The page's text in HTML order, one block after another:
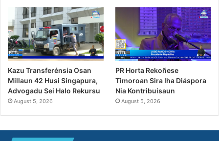
Kazu Transferénsia Osan
Millaun 42 Husi Singapura,
Advogadu Sei Halo Rekursu
August 5, 2026
PR Horta Rekoñese
Timoroan Sira Iha Diáspora
Nia Kontribuisaun
August 5, 2026